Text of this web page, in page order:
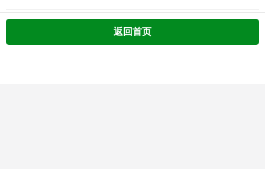
返回首页